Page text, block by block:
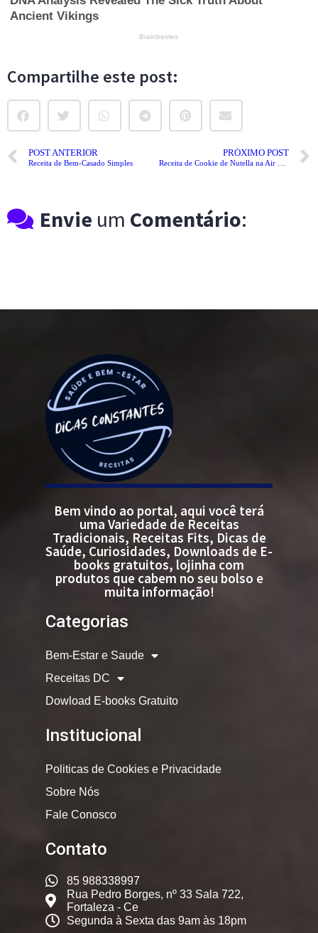
Compartilhe este post:
POST ANTERIOR
Receita de Bem-Casado Simples
PRÓXIMO POST
Envie um Comentário:
Bem vindo ao portal, aqui você terá
uma Variedade de Receitas
Tradicionais, Receitas Fits, Dicas de
Saúde, Curiosidades, Downloads de E-
books gratuitos, lojinha com
produtos que cabem no seu bolso e
muita informação!
Categorias
Bem-Estar e Saude
Receitas DC
Dowload E-books Gratuito
Institucional
Politicas de Cookies e Privacidade
Sobre Nós
Fale Conosco
Contato
85 988338997
Rua Pedro Borges, nº 33 Sala 722,
Fortaleza - Ce
Segunda à Sexta das 9am às 18pm